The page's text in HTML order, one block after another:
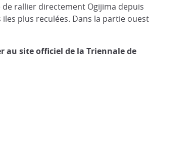
rallier directement Ogijima depuis
plus reculées. Dans la partie ouest
au site officiel de la Triennale de